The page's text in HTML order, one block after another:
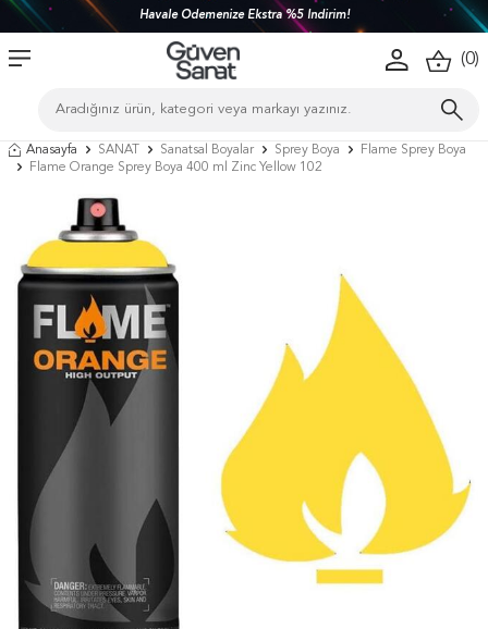
Havale Ödemenize Ekstra %5 İndirim!
(0)
Anasayfa SANAT Sanatsal Boyalar Sprey Boya
Flame Sprey Boya
Flame Orange Sprey Boya 400 ml Zinc Yellow 102